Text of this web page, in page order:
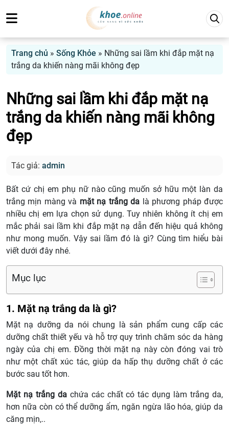
Trang chủ » Sống Khỏe » Những sai lầm khi đắp mặt nạ
trắng da khiến nàng mãi không đẹp
Những sai lầm khi đắp mặt nạ
trắng da khiến nàng mãi không
đẹp
Tác giả: admin
Bất cứ chị em phụ nữ nào cũng muốn sở hữu một làn da
trắng mịn màng và mặt nạ trắng da là phương pháp được
nhiều chị em lựa chọn sử dụng. Tuy nhiên không ít chị em
mắc phải sai lầm khi đắp mặt nạ dẫn đến hiệu quả không
như mong muốn. Vậy sai lầm đó là gì? Cùng tìm hiểu bài
viết dưới đây nhé.
Mục lục
1. Mặt nạ trắng da là gì?
Mặt nạ dưỡng da nói chung là sản phẩm cung cấp các
dưỡng chất thiết yếu và hỗ trợ quy trình chăm sóc da hàng
ngày của chị em. Đồng thời mặt nạ này còn đóng vai trò
như một chất xúc tác, giúp da hấp thụ dưỡng chất ở các
bước sau tốt hơn.
Mặt nạ trắng da chứa các chất có tác dụng làm trắng da,
hơn nữa còn có thể dưỡng ẩm, ngăn ngừa lão hóa, giúp da
căng mịn,..